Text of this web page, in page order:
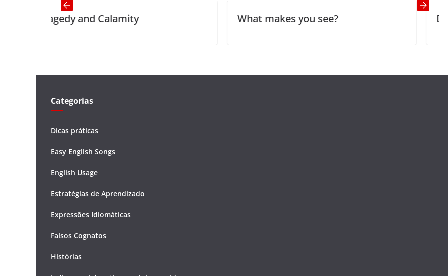
and Calamity What makes you see? Doctor
Categorias
Dicas práticas
Easy English Songs
English Usage
Estratégias de Aprendizado
Expressões Idiomáticas
Falsos Cognatos
Histórias